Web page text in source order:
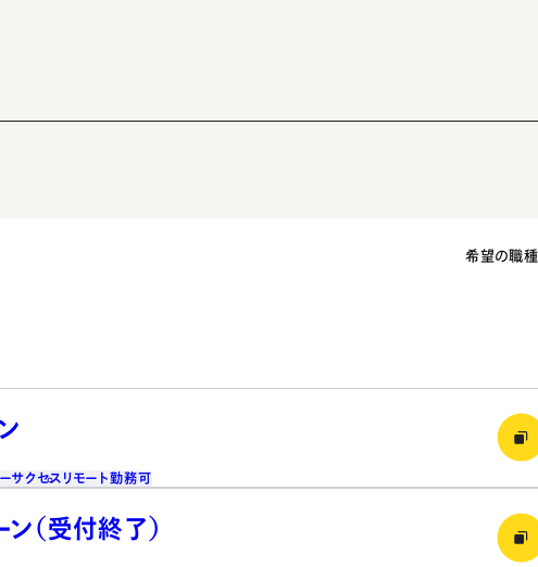
希望の職
サクセス リモート勤務可
（受付終了）